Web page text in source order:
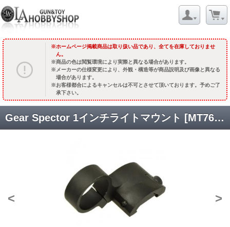
ホームページ掲載商品は取り扱い品であり、全てを在庫しておりませ
ん。
商品の色は閲覧環境により実際と異なる場合があります。
メーカーの仕様変更により、外観・構造等が商品説明及び画像と異なる
場合があります。
お客様都合によるキャンセルは不可とさせて頂いております。予めご了
承下さい。
Gear Spector 1インチライトマウント [MT76] [取寄]
< >